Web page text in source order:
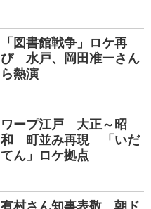
「図書館戦争」ロケ再
び 水戸、岡田准一さん
ら熱演
ワープ江戸 大正～昭
和 町並み再現 「いだ
てん」ロケ拠点
有村さん知事表敬 朝ド